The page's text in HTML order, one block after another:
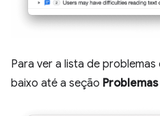
Para ver a lista de
baixo até a seção